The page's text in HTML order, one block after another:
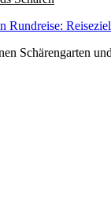
Rundreise:
Schärengarten